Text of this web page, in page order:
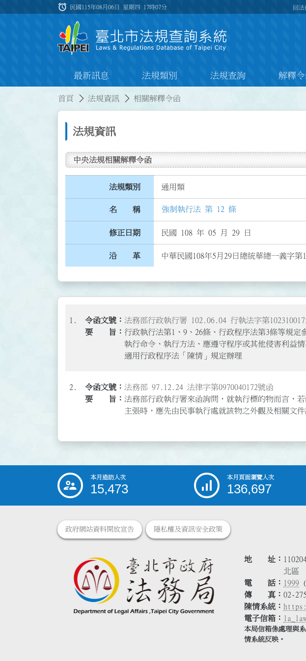
:::
alarm 民國115年08月06日 星期四 17時07分 回
最新訊息 法規類別 法規查詢 解釋
首頁 法規資訊 相關解釋令函
法規資訊
中央法規相關解釋令函
法規類別 通用類
名 稱 強制執行法 第 12 條
修正日期 民國 108 年 05 月 29 日
沿 革 中華民國108年5月29日總統華總一義字
1.
法務部行政執行署 102.06.04 行執法字第
行政執行法第1、9、26條、行政程序法第3條等規
執行命令、執行方法、應遵守程序或其他侵害利益
適用行政程序法「陳情」規定辦理
2.
法務部 97.12.24 法律字第0970040172號函
法務部行政執行署來函詢問，就執行標的物而言，
主張時，應先由民事執行處就該物之外觀及相關文
::: 本月造訪人次
15,473
本月頁面瀏覽人次
136,697
政府網站資料開放宣告 隱私權及資訊安全政策
地 址
北區
電 話
1999
傳 真
02-
陳情系統
電子信箱
本局信箱係處理與
情系統反映。